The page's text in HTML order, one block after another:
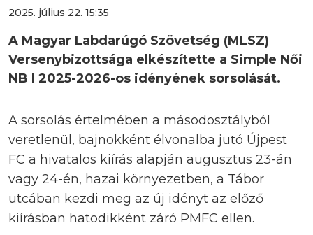
2025. július 22. 15:35
A Magyar Labdarúgó Szövetség (MLSZ)
Versenybizottsága elkészítette a Simple Női
NB I 2025-2026-os idényének sorsolását.
A sorsolás értelmében a másodosztályból
veretlenül, bajnokként élvonalba jutó Újpest
FC a hivatalos kiírás alapján augusztus 23-án
vagy 24-én, hazai környezetben, a Tábor
utcában kezdi meg az új idényt az előző
kiírásban hatodikként záró PMFC ellen.